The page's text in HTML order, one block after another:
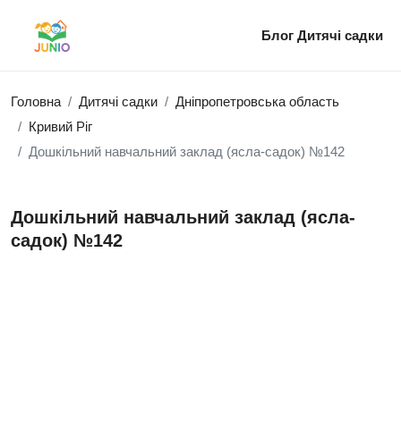
Блог Дитячі садки
Головна Дитячі садки
Дніпропетровська область
Кривий Ріг
Дошкільний навчальний заклад (ясла-садок) №142
Дошкільний навчальний заклад (ясла-
садок) №142